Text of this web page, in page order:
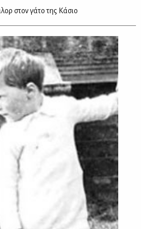
στον γάτο της Κάσιο